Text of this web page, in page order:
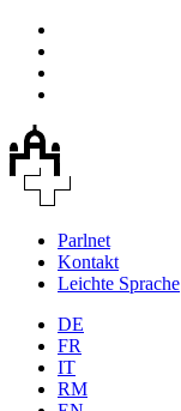
Parlnet
Kontakt
Leichte Sprache
DE
FR
IT
RM